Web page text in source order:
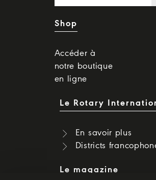
Shop
Accéder à
notre boutique
en ligne
Le Rotary
En savoir plus
Districts
Le magazine